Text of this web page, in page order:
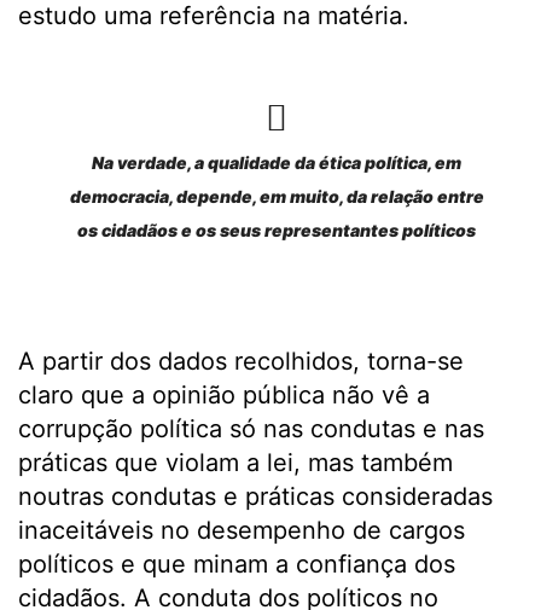
estudo uma referência na matéria.
Na verdade, a qualidade da ética política, em
democracia, depende, em muito, da relação entre
os cidadãos e os seus representantes políticos
A partir dos dados recolhidos, torna-se
claro que a opinião pública não vê a
corrupção política só nas condutas e nas
práticas que violam a lei, mas também
noutras condutas e práticas consideradas
inaceitáveis no desempenho de cargos
políticos e que minam a confiança dos
cidadãos. A conduta dos políticos no